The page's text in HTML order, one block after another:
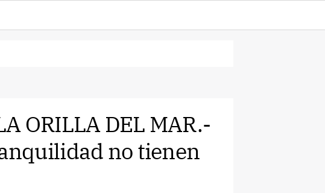
ORILLA DEL MAR.-
no tienen